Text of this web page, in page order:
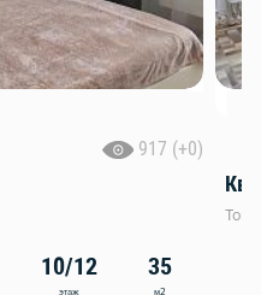
917 (+0)
10/12
этаж
35
м2